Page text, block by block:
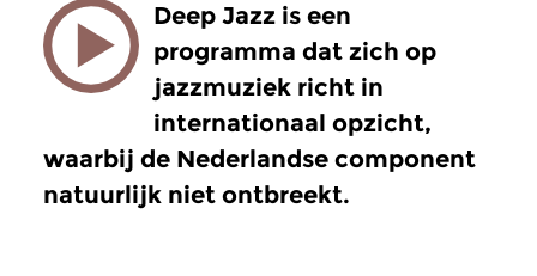
Deep Jazz is een
programma dat zich op
jazzmuziek richt in
internationaal opzicht,
waarbij de Nederlandse component
natuurlijk niet ontbreekt.